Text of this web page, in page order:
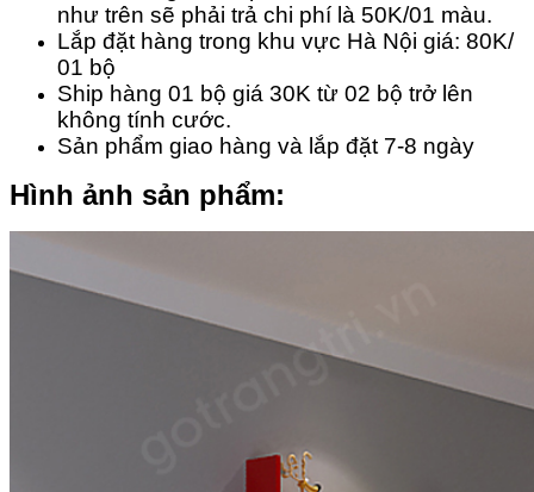
như trên sẽ phải trả chi phí là 50K/01 màu.
Lắp đặt hàng trong khu vực Hà Nội giá: 80K/
01 bộ
Ship hàng 01 bộ giá 30K từ 02 bộ trở lên
không tính cước.
Sản phẩm giao hàng và lắp đặt 7-8 ngày
Hình ảnh sản phẩm: